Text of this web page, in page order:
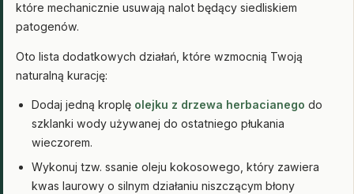
które mechanicznie usuwają nalot będący siedliskiem
patogenów.
Oto lista dodatkowych działań, które wzmocnią Twoją
naturalną kurację:
Dodaj jedną kroplę olejku z drzewa herbacianego do
szklanki wody używanej do ostatniego płukania
wieczorem.
Wykonuj tzw. ssanie oleju kokosowego, który zawiera
kwas laurowy o silnym działaniu niszczącym błony